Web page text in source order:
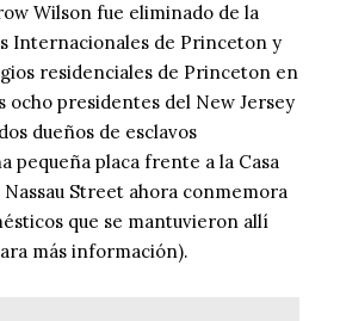
Wilson fue eliminado de la
Internacionales de Princeton y
residenciales de Princeton en
ocho presidentes del New Jersey
dueños de esclavos
pequeña placa frente a la Casa
Street ahora conmemora
que se mantuvieron allí
más información).